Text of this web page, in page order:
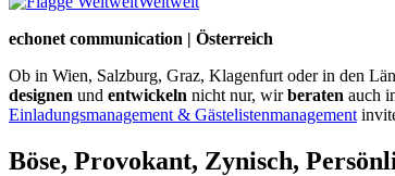
echonet communication | Österreich
Ob in Wien, Salzburg, Graz, Klagenfurt oder in den
designen und entwickeln nicht nur, wirberaten auch
Einladungsmanagement & Gästelistenmanagement
Böse, Provokant, Zynisch,